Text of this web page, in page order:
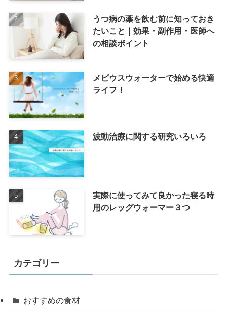
うつ病の薬を飲む前に知っておき
たいこと｜効果・副作用・医師へ
の相談ポイント
メビウスウォーターで始める快適
ライフ！
波動治療に関する研究いろいろ
実際に使ってみて良かった寝る時
用のレッグウォーマー３つ
カテゴリー
おすすめの食材